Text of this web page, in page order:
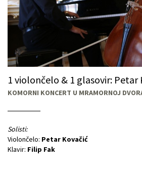
1 violončelo & 1 glasovir: Petar
KOMORNI KONCERT U MRAMORNOJ
Solisti:
Violončelo: Petar Kovačić
Klavir: Filip Fak